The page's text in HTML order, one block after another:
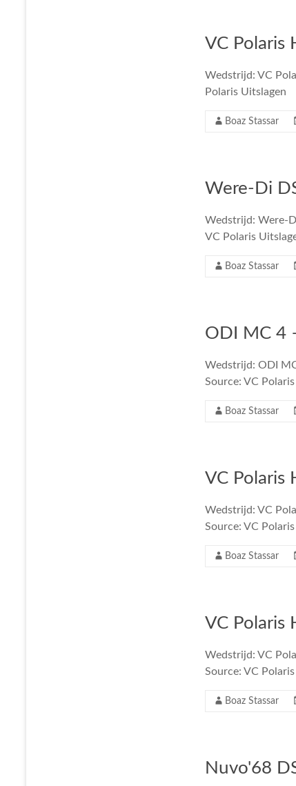
VC Polaris
Wedstrijd: VC
Polaris Uitslagen
Boaz Stassar
Were-Di
Wedstrijd: Were-
VC Polaris
Boaz Stassar
ODI MC 4
Wedstrijd: ODI
Source: VC
Boaz Stassar
VC Polaris
Wedstrijd: VC
Source: VC
Boaz Stassar
VC Polaris
Wedstrijd: VC
Source: VC
Boaz Stassar
Nuvo'68